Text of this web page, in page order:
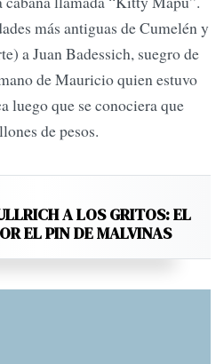
más antiguas de Cumelén y
a Juan Badessich, suegro de
de Mauricio quien estuvo
luego que se conociera que
de pesos.
A LOS GRITOS: EL
EL PIN DE MALVINAS